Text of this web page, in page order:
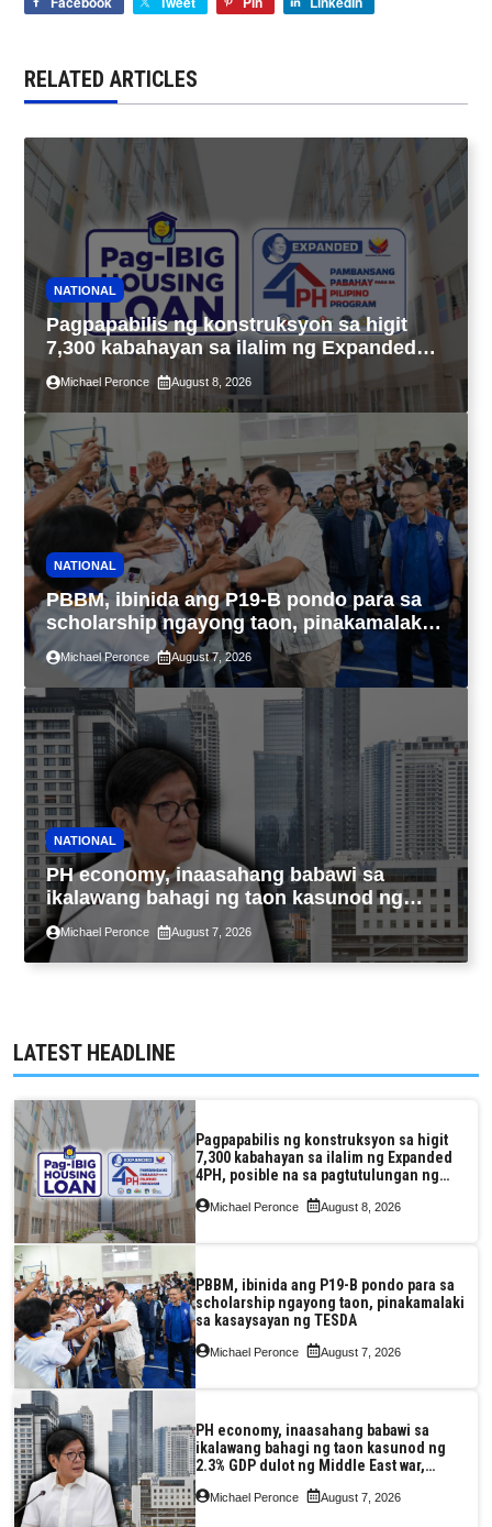
RELATED ARTICLES
NATIONAL
Pagpapabilis ng konstruksyon sa higit
7,300 kabahayan sa ilalim ng Expanded
4PH, posible na sa pagtutulungan ng Pag-
IBIG at P.A. Alvarez
Michael Peronce August 8, 2026
NATIONAL
PBBM, ibinida ang P19-B pondo para sa
scholarship ngayong taon, pinakamalaki
sa kasaysayan ng TESDA
Michael Peronce August 7, 2026
NATIONAL
PH economy, inaasahang babawi sa
ikalawang bahagi ng taon kasunod ng
2.3% GDP dulot ng Middle East war,
pagkaantala ng public construction
Michael Peronce August 7, 2026
LATEST HEADLINE
Pagpapabilis ng konstruksyon sa higit
7,300 kabahayan sa ilalim ng Expanded
4PH, posible na sa pagtutulungan ng
Pag-IBIG at P.A. Alvarez
Michael Peronce August 8, 2026
PBBM, ibinida ang P19-B pondo para sa
scholarship ngayong taon, pinakamalaki
sa kasaysayan ng TESDA
Michael Peronce August 7, 2026
PH economy, inaasahang babawi sa
ikalawang bahagi ng taon kasunod ng
2.3% GDP dulot ng Middle East war,
pagkaantala ng public construction
Michael Peronce August 7, 2026